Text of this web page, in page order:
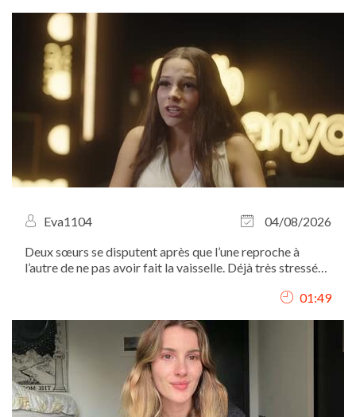
Eva1104
04/08/2026
Deux sœurs se disputent après que l’une reproche à
l’autre de ne pas avoir fait la vaisselle. Déjà très stressée
01:49